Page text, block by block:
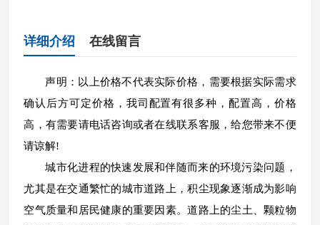
详细介绍 在线留言
声明：以上价格不代表实际价格，需要根据实际需求
确认后方可定价格，我司配置有很多种，配置高，价格
高，有需要请电话咨询或者在线联系客服，给您带来不便
请谅解!
城市化进程的快速发展和伴随而来的环境污染问题，
尤其是在交通繁忙的城市道路上，积尘现象逐渐成为影响
空气质量和居民健康的重要因素。道路上的尘土、颗粒物